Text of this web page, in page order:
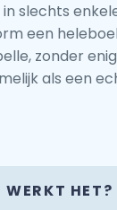
slechts
een
zonder
als een
WERKT HET?